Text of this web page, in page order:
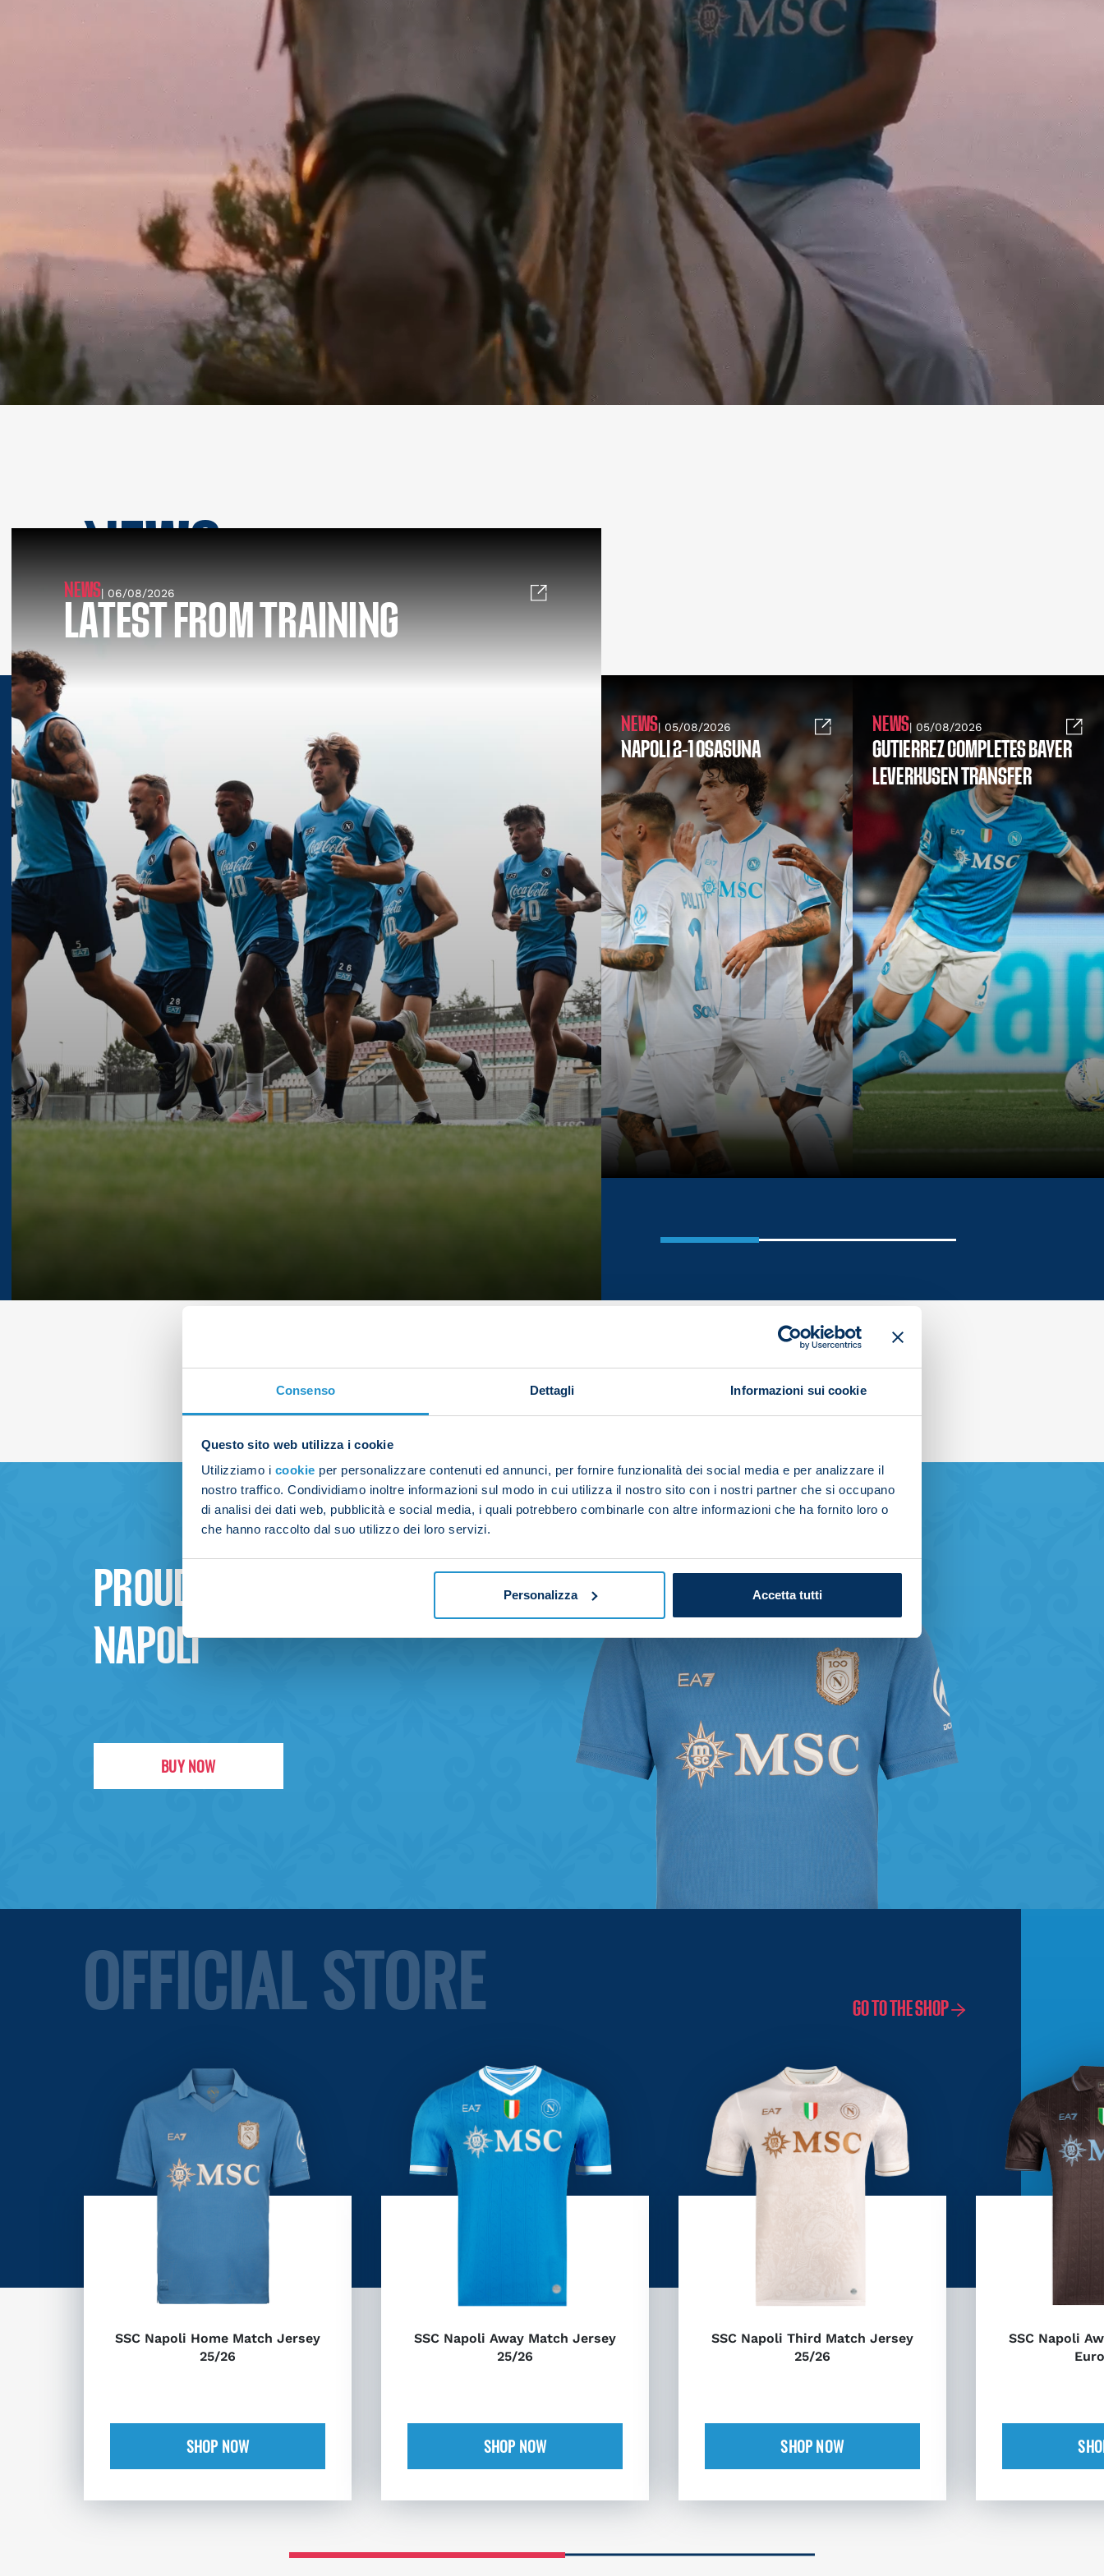
Consenso Dettagli Informazioni sui cookie
Questo sito web utilizza i cookie
Utilizziamo i cookie per personalizzare contenuti ed annunci, per fornire funzionalità dei social media e per analizzare il
nostro traffico. Condividiamo inoltre informazioni sul modo in cui utilizza il nostro sito con i nostri partner che si occupano
di analisi dei dati web, pubblicità e social media, i quali potrebbero combinarle con altre informazioni che ha fornito loro o
che hanno raccolto dal suo utilizzo dei loro servizi.
Personalizza Accetta tutti
NEWS
NEWS| 06/08/2026
LATEST FROM TRAINING
NEWS| 05/08/2026
NAPOLI 2-1 OSASUNA
NEWS| 05/08/2026
GUTIERREZ COMPLETES BAYER
LEVERKUSEN TRANSFER
PROUD TO BE
NAPOLI
BUY NOW
OFFICIAL STORE GO TO THE SHOP
SSC Napoli Home Match Jersey
25/26
SHOP NOW
SSC Napoli Away Match Jersey
25/26
SHOP NOW
SSC Napoli Third Match Jersey
25/26
SHOP NOW
SSC Napoli